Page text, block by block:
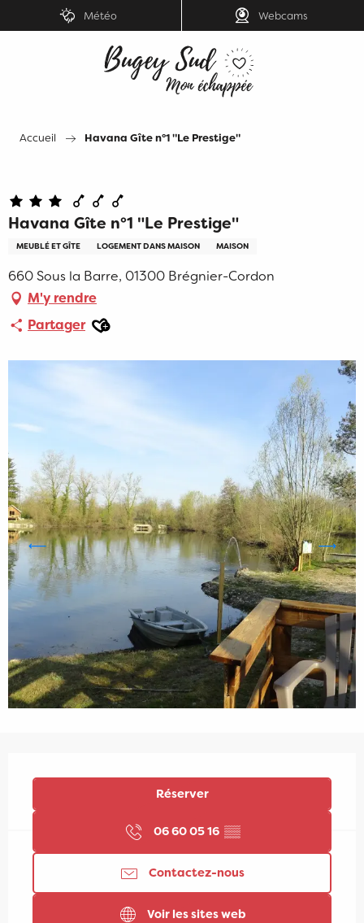
au
Météo Webcams
Accueil Havana Gîte n°1 "Le Prestige"
Havana Gîte n°1 "Le Prestige"
MEUBLÉ ET GÎTE LOGEMENT DANS MAISON MAISON
660 Sous la Barre, 01300 Brégnier-Cordon
M'y rendre
PartagerAjouter aux favoris
Réserver
06 60 05 16 ▒▒
Contactez-nous
Voir les sites web